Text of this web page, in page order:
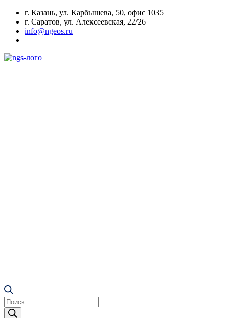
г. Казань, ул. Карбышева, 50, офис 1035
г. Саратов, ул. Алексеевская, 22/26
info@ngeos.ru
Поиск
товаров